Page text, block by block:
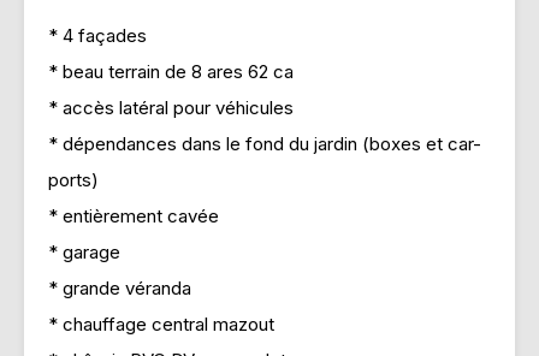
* 4 façades
* beau terrain de 8 ares 62 ca
* accès latéral pour véhicules
* dépendances dans le fond du jardin (boxes et car-
ports)
* entièrement cavée
* garage
* grande véranda
* chauffage central mazout